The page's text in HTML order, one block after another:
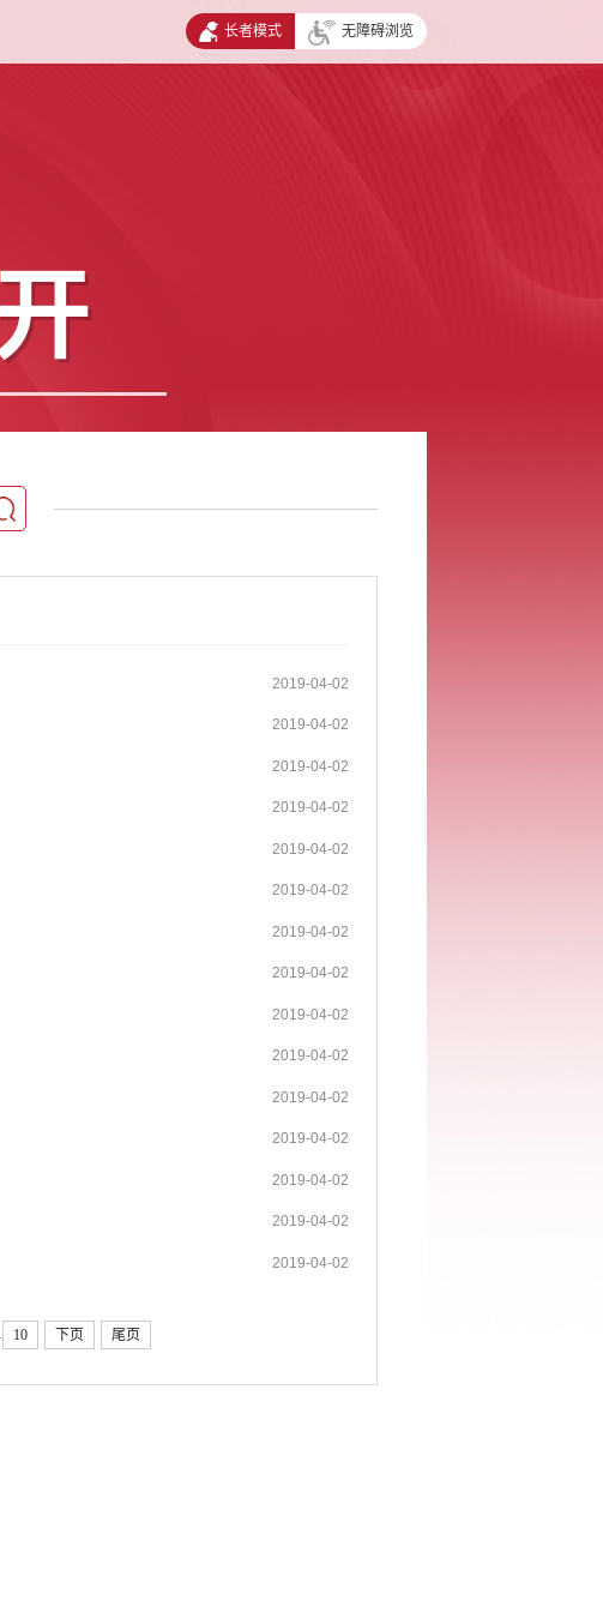
长者模式 无障碍浏览
2019-04-02
2019-04-02
2019-04-02
2019-04-02
2019-04-02
2019-04-02
2019-04-02
2019-04-02
2019-04-02
2019-04-02
2019-04-02
2019-04-02
2019-04-02
2019-04-02
2019-04-02
10 下页 尾页